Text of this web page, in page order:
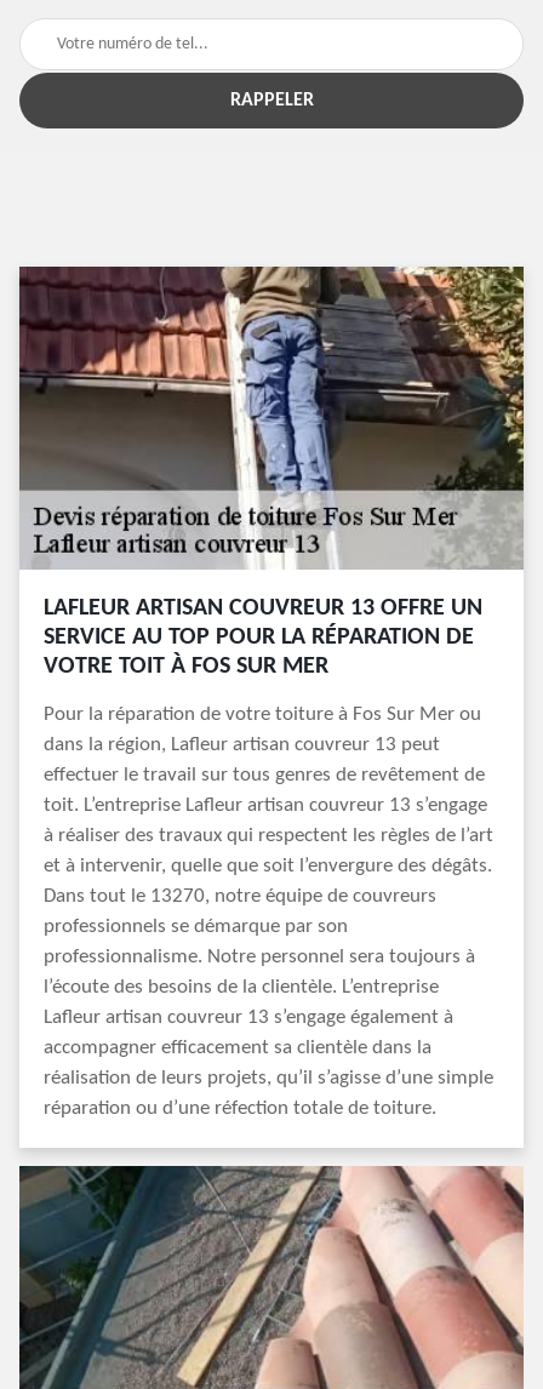
LAFLEUR ARTISAN COUVREUR 13 OFFRE UN
SERVICE AU TOP POUR LA RÉPARATION DE
VOTRE TOIT À FOS SUR MER
Pour la réparation de votre toiture à Fos Sur Mer ou
dans la région, Lafleur artisan couvreur 13 peut
effectuer le travail sur tous genres de revêtement de
toit. L’entreprise Lafleur artisan couvreur 13 s’engage
à réaliser des travaux qui respectent les règles de l’art
et à intervenir, quelle que soit l’envergure des dégâts.
Dans tout le 13270, notre équipe de couvreurs
professionnels se démarque par son
professionnalisme. Notre personnel sera toujours à
l’écoute des besoins de la clientèle. L’entreprise
Lafleur artisan couvreur 13 s’engage également à
accompagner efficacement sa clientèle dans la
réalisation de leurs projets, qu’il s’agisse d’une simple
réparation ou d’une réfection totale de toiture.